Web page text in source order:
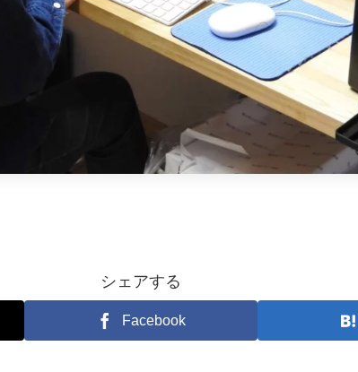
シェアする
Facebook